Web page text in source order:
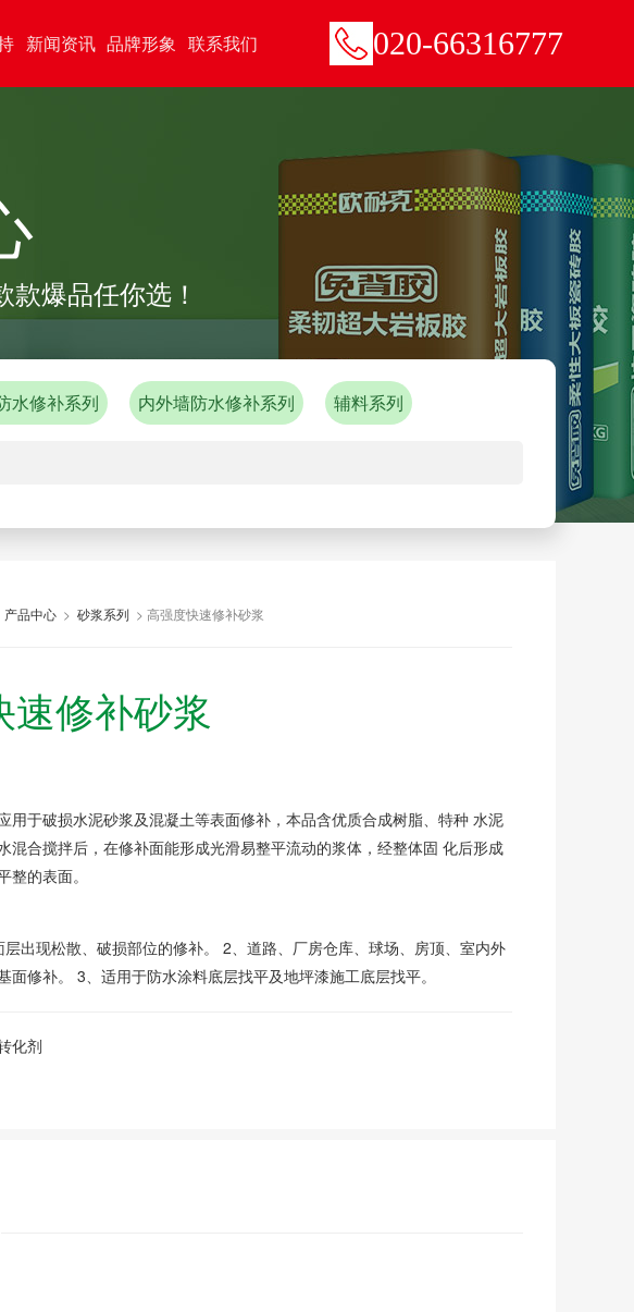
新闻资讯 品牌形象 联系我们 020-66316777
款爆品任你选！
水修补系列 内外墙防水修补系列 辅料系列
产品中心 > 砂浆系列 > 高强度快速修补砂浆
速修补砂浆
用于破损水泥砂浆及混凝土等表面修补，本品含优质合成树脂、特种 水泥
混合搅拌后，在修补面能形成光滑易整平流动的浆体，经整体固 化后形成
整的表面。
出现松散、破损部位的修补。 2、道路、厂房仓库、球场、房顶、室内外
面修补。 3、适用于防水涂料底层找平及地坪漆施工底层找平。
化剂